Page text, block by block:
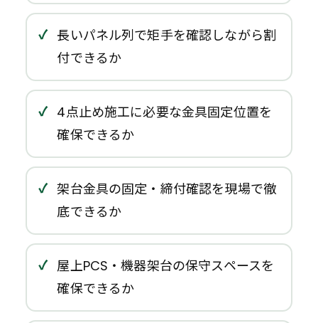
長いパネル列で矩手を確認しながら割
付できるか
4点止め施工に必要な金具固定位置を
確保できるか
架台金具の固定・締付確認を現場で徹
底できるか
屋上PCS・機器架台の保守スペースを
確保できるか